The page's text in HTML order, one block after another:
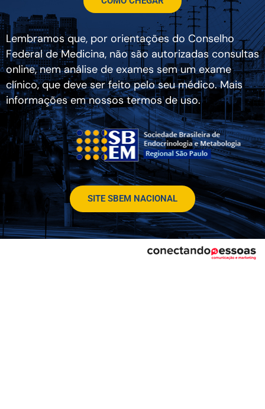
Lembramos que, por orientações do Conselho
Federal de Medicina, não são autorizadas consultas
online, nem análise de exames sem um exame
clínico, que deve ser feito pelo seu médico. Mais
informações em nossos termos de uso.
SITE SBEM NACIONAL